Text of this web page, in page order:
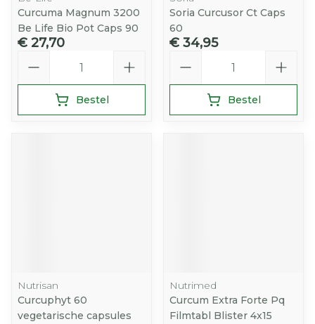
Curcuma Magnum 3200
Be Life Bio Pot Caps 90
€ 27,70
Bestel
Soria Curcusor Ct Caps
60
€ 34,95
Bestel
Nutrisan
Curcuphyt 60
vegetarische capsules
Nutrimed
Curcum Extra Forte Pq
Filmtabl Blister 4x15